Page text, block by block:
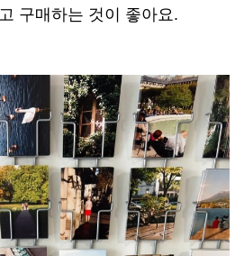
구매하는 것이 좋아요.